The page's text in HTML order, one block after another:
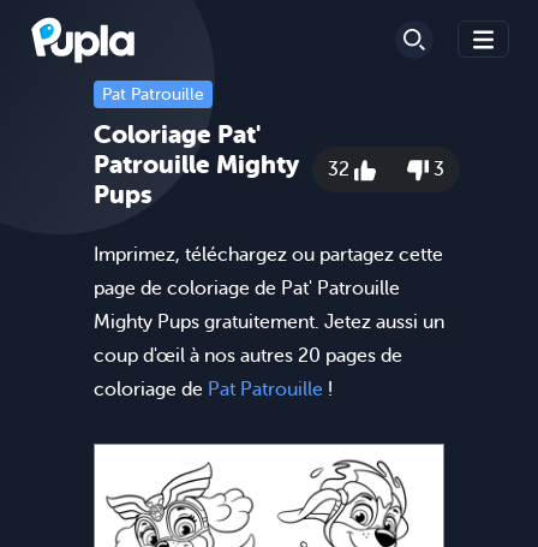
Pat Patrouille
Coloriage Pat'
Patrouille Mighty
Pups
32 3
Imprimez, téléchargez ou partagez cette
page de coloriage de Pat' Patrouille
Mighty Pups gratuitement. Jetez aussi un
coup d'œil à nos autres 20 pages de
coloriage de Pat Patrouille !